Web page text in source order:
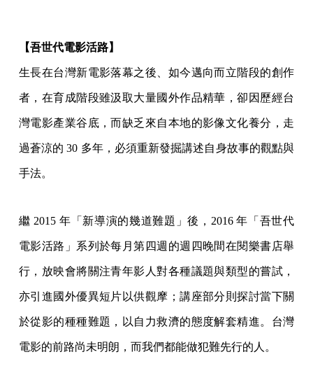
【吾世代電影活路】
生長在台灣新電影落幕之後、如今邁向而立階段的創作
者，在育成階段雖汲取大量國外作品精華，卻因歷經台
灣電影產業谷底，而缺乏來自本地的影像文化養分，走
過蒼涼的 30 多年，必須重新發掘講述自身故事的觀點與
手法。
繼 2015 年「新導演的幾道難題」後，2016 年「吾世代
電影活路」系列於每月第四週的週四晚間在閱樂書店舉
行，放映會將關注青年影人對各種議題與類型的嘗試，
亦引進國外優異短片以供觀摩；講座部分則探討當下關
於從影的種種難題，以自力救濟的態度解套精進。台灣
電影的前路尚未明朗，而我們都能做犯難先行的人。